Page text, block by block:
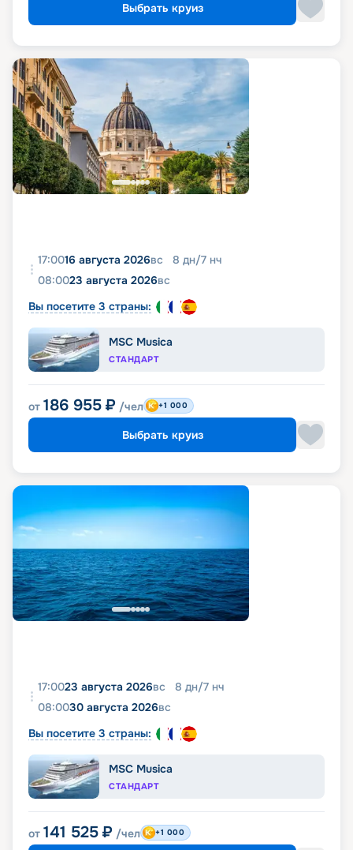
Выбрать круиз
17:0016 августа 2026вс 8 дн/7 нч
08:0023 августа 2026вс
Вы посетите 3 страны:
MSC Musica
СТАНДАРТ
от 186 955 ₽ /чел +1 000
Выбрать круиз
17:0023 августа 2026вс 8 дн/7 нч
08:0030 августа 2026вс
Вы посетите 3 страны:
MSC Musica
СТАНДАРТ
от 141 525 ₽ /чел +1 000